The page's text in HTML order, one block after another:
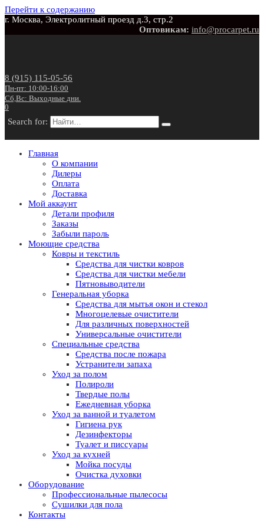
Перейти к содержанию
г. Москва, Электролитный проезд д.3, стр.2
Оптовикам: info@procarpet.ru
8 (915) 115-05-56
Пн-пт: 10:00-16:00
Сб,Вс: Выходные дни.
0
Search for:
Главная
О компании
Дилеры
Оплата
Доставка
Мой аккаунт
Детали профиля
Заказы
Забыли пароль
Моющие средства
Ковры и текстиль
Средства для чистки ковров
Средства для чистки мебели
Пятновыводители
Генеральная уборка
Средства для мытья окон и стекол
Многоцелевые очистители
Для различных поверхностей
Универсальные очистители
Специальные средства
Средства после пожара
Устранители запаха
Уход за полом
Полироли
Твердые полы
Ежедневная уборка
Уход за ванной и туалетом
Гигиена рук
Дезинфекторы
Туалет и писсуары
Уход за кухней
Мойка посуды
Очистка духовки
Оборудование
Профессиональные пылесосы
Сушилки для пола
Контакты